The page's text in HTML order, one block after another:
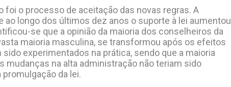
foi o processo de aceitação das novas regras. A
ao longo dos últimos dez anos o suporte à lei aumentou
se que a opinião da maioria dos conselheiros da
maioria masculina, se transformou após os efeitos
experimentados na prática, sendo que a maioria
mudanças na alta administração não teriam sido
da lei.